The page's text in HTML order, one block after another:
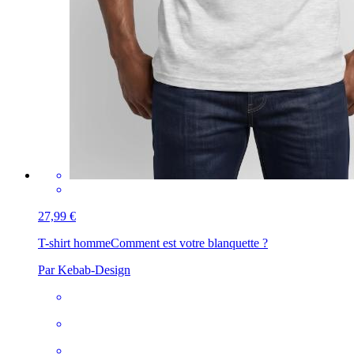
27,99 €
T-shirt hommeComment est votre blanquette ?
Par Kebab-Design